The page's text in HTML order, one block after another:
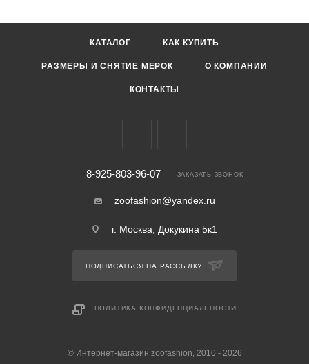
КАТАЛОГ КАК КУПИТЬ
РАЗМЕРЫ И СНЯТИЕ МЕРОК О КОМПАНИИ
КОНТАКТЫ
8-925-803-96-07 ЗАКАЗАТЬ ЗВОНОК
zoofashion@yandex.ru
г. Москва, Докукина 5к1
ПОДПИСАТЬСЯ НА РАССЫЛКУ
ПОЛИТИКА КОНФИДЕНЦИАЛЬНОСТИ
© Интернет-магазин zoofashion, 2010 - 2026